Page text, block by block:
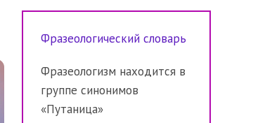
Фразеологический словарь
Фразеологизм находится в
группе синонимов
«Путаница»